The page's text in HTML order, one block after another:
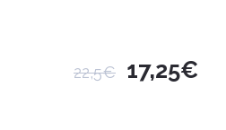
22,5€ 17,25€